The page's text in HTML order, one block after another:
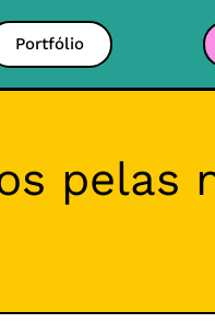
Portfólio
pelas